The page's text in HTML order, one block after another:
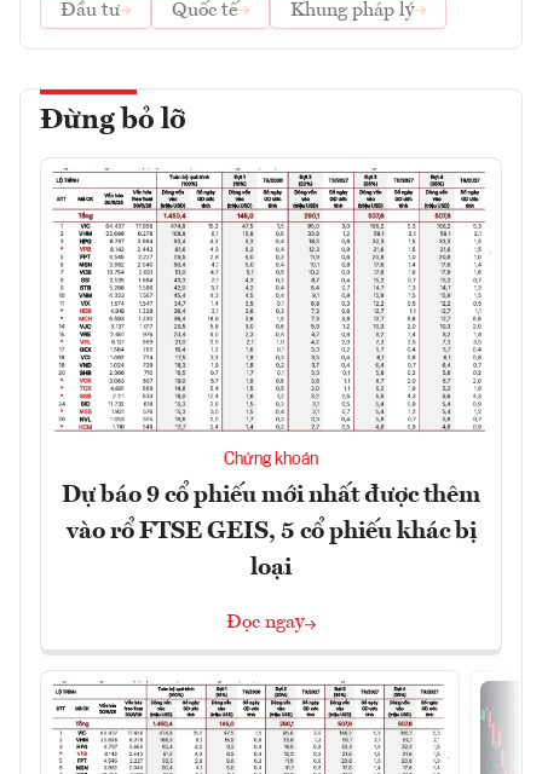
Đầu tư
Quốc tế Khung pháp lý
Đừng bỏ lỡ
Chứng khoán
Dự báo 9 cổ phiếu mới nhất được thêm
vào rổ FTSE GEIS, 5 cổ phiếu khác bị
loại
Đọc ngay